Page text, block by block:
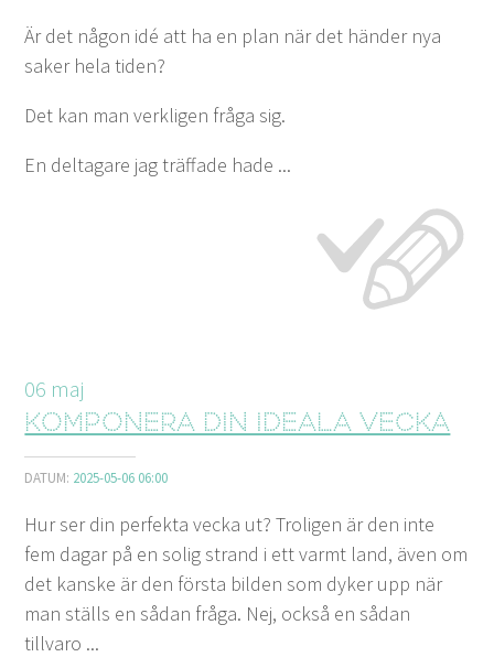
Är det någon idé att ha en plan när det händer nya
saker hela tiden?
Det kan man verkligen fråga sig.
En deltagare jag träffade hade ...
06 maj
Komponera din ideala vecka
DATUM: 2025-05-06 06:00
Hur ser din perfekta vecka ut? Troligen är den inte
fem dagar på en solig strand i ett varmt land, även om
det kanske är den första bilden som dyker upp när
man ställs en sådan fråga. Nej, också en sådan
tillvaro ...